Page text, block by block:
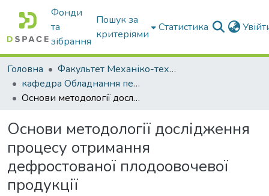
Фонди
та
зібрання
Пошук за
критеріями
Статистика
Головна
Факультет Механіко-технологічний
кафедра Обладнання переробних і харчових виробництв ім. професора Ф.Ю. Ялпачика
Основи методології дослідження процесу отримання дефростованої плодоовочевої продукції
Основи методології дослідження
процесу отримання
дефростованої плодоовочевої
продукції